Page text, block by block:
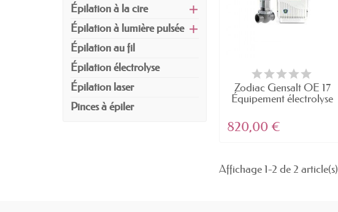
Épilation à la cire
Épilation à lumière pulsée
Épilation au fil
Épilation électrolyse
Épilation laser
Pinces à épiler
Zodiac Gensalt OE 17
Équipement électrolyse
820,00 €
Affichage 1-2 de 2 article(s)